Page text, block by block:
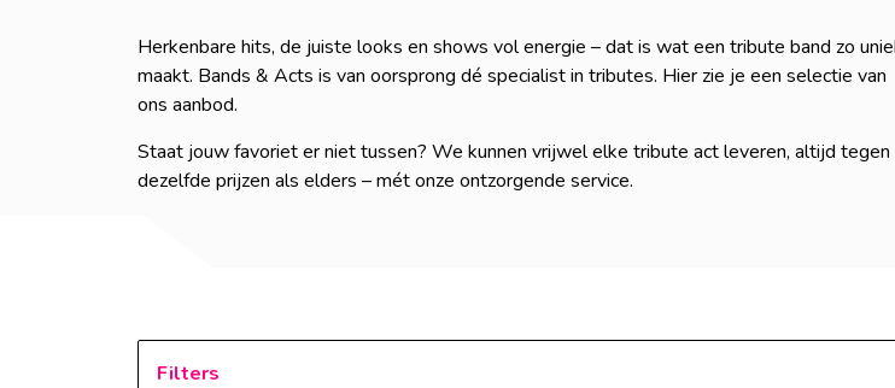
Herkenbare hits, de juiste looks en shows vol energie – dat is wat een tribute band zo
maakt. Bands & Acts is van oorsprong dé specialist in tributes. Hier zie je een selectie van
ons aanbod.
Staat jouw favoriet er niet tussen? We kunnen vrijwel elke tribute act leveren, altijd tegen
dezelfde prijzen als elders – mét onze ontzorgende service.
Filters